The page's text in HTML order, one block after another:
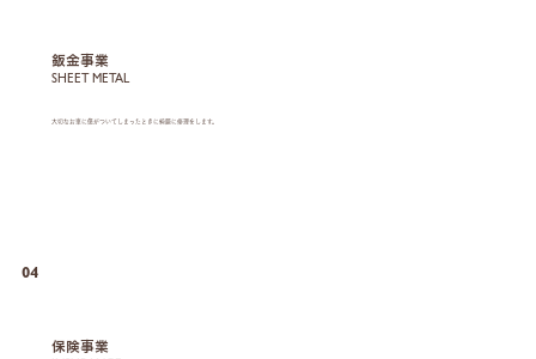
鈑金事業
SHEET METAL
大切なお車に傷がついてしまったときに綺麗に修理をします。
04
保険事業